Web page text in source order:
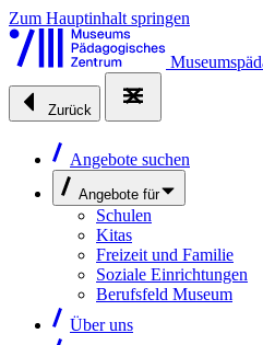
Zum Hauptinhalt springen
Zurück
Angebote suchen
Angebote für
Schulen
Kitas
Freizeit und Familie
Soziale Einrichtungen
Berufsfeld Museum
Über uns